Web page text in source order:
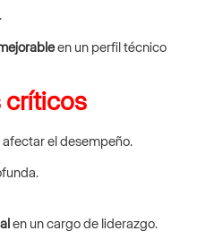
en un perfil técnico
críticos
el desempeño.
en un cargo de liderazgo.